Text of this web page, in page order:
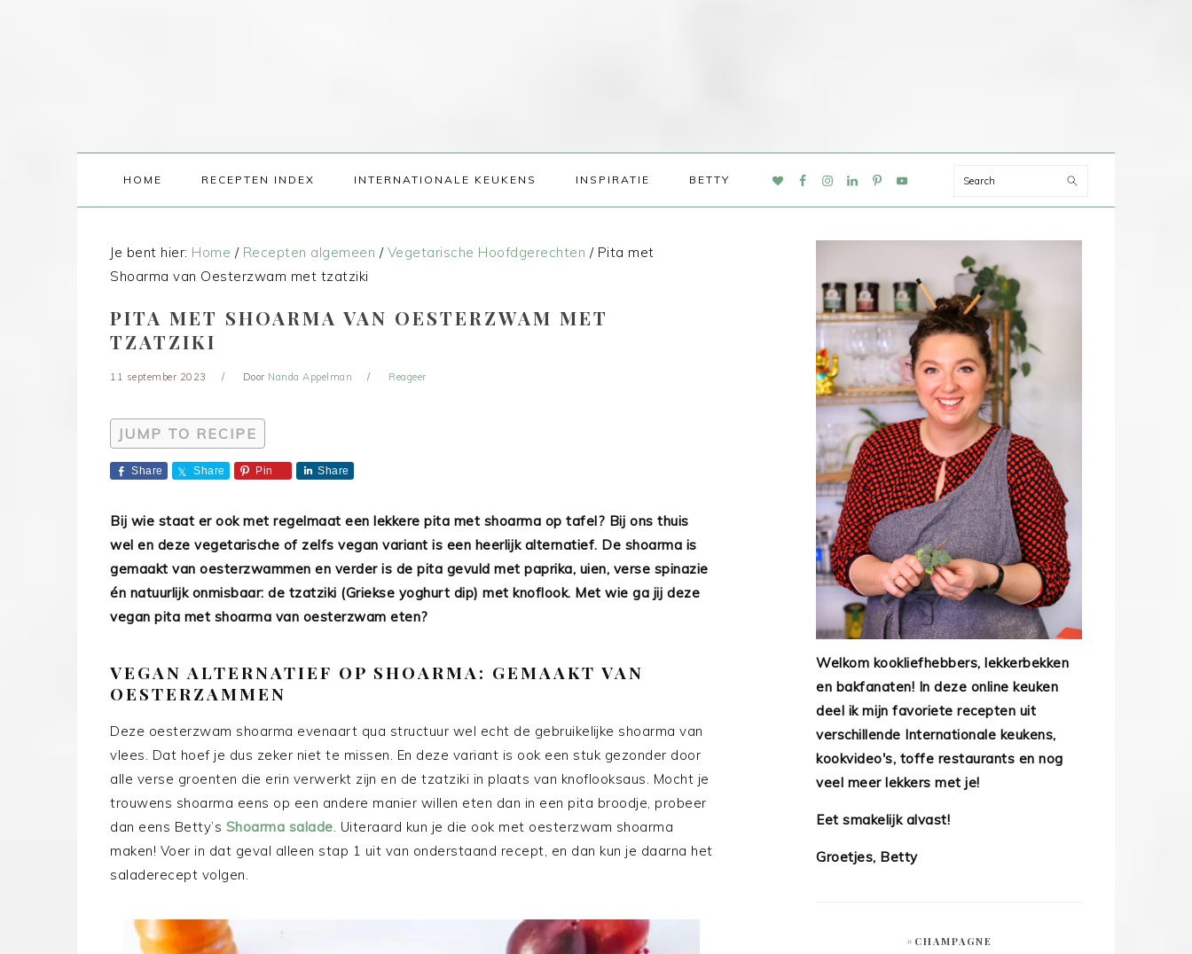
HOME RECEPTEN INDEX INTERNATIONALE KEUKENS INSPIRATIE BETTY
NAV
Search
Je bent hier: Home / Recepten algemeen / Vegetarische Hoofdgerechten /Pita met
Shoarma van Oesterzwam met tzatziki
PITA MET SHOARMA VAN OESTERZWAM MET
TZATZIKI
11 september 2023 Door Nanda Appelman Reageer
JUMP TO RECIPE
Share Share Pin Share
Bij wie staat er ook met regelmaat een lekkere pita met shoarma op tafel? Bij ons thuis
wel en deze vegetarische of zelfs vegan variant is een heerlijk alternatief. De shoarma is
gemaakt van oesterzwammen en verder is de pita gevuld met paprika, uien, verse spinazie
én natuurlijk onmisbaar: de tzatziki (Griekse yoghurt dip) met knoflook. Met wie ga jij deze
vegan pita met shoarma van oesterzwam eten?
VEGAN ALTERNATIEF OP SHOARMA: GEMAAKT VAN
OESTERZAMMEN
Deze oesterzwam shoarma evenaart qua structuur wel echt de gebruikelijke shoarma van
vlees. Dat hoef je dus zeker niet te missen. En deze variant is ook een stuk gezonder door
alle verse groenten die erin verwerkt zijn en de tzatziki in plaats van knoflooksaus. Mocht je
trouwens shoarma eens op een andere manier willen eten dan in een pita broodje, probeer
dan eens Betty’s Shoarma salade. Uiteraard kun je die ook met oesterzwam shoarma
maken! Voer in dat geval alleen stap 1 uit van onderstaand recept, en dan kun je daarna het
saladerecept volgen.
Welkom kookliefhebbers, lekkerbekken
en bakfanaten! In deze online keuken
deel ik mijn favoriete recepten uit
verschillende Internationale keukens,
kookvideo's, toffe restaurants en nog
veel meer lekkers met je!
Eet smakelijk alvast!
Groetjes, Betty
#CHAMPAGNE